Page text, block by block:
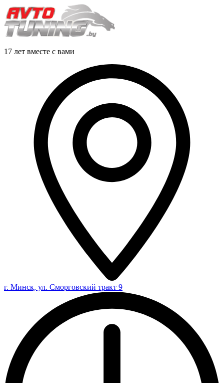
17 лет вместе с вами
г. Минск, ул. Сморговский тракт 9